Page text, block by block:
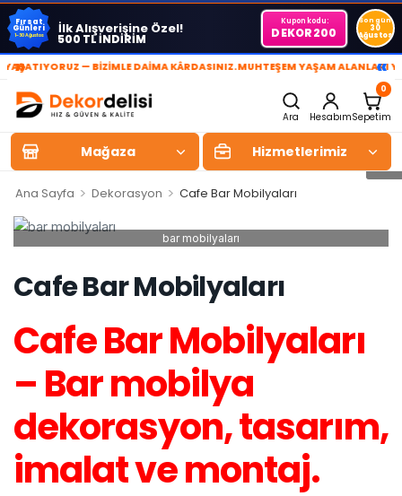
Fırsat
Günleri
1-30 Ağustos İlk Alışverişine Özel!
500 TL İNDİRİM
Kupon kodu:
DEKOR200
Son gün
30
Ağustos
» — BİZİMLE DAİMA KÂRDASINIZ.MUHTEŞEM YAŞAM ALANLARI«
Ara Hesabım
0
Sepetim
Mağaza Hizmetlerimiz
Ana Sayfa > Dekorasyon > Cafe Bar Mobilyaları
bar mobilyaları
Cafe Bar Mobilyaları
Cafe Bar Mobilyaları
– Bar mobilya
dekorasyon, tasarım,
imalat ve montaj.